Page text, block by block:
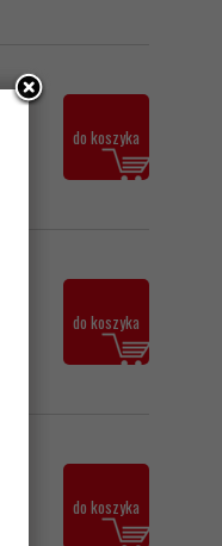
do koszyka
do koszyka
do koszyka